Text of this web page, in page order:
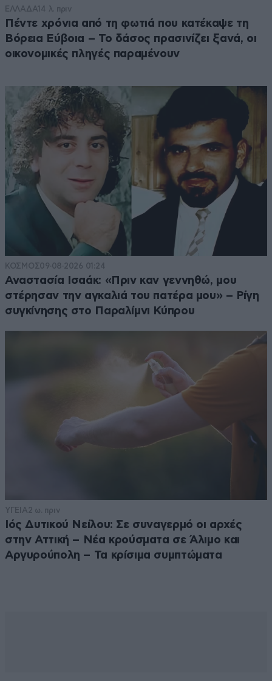
ΕΛΛΑΔΑ14 λ. πριν
Πέντε χρόνια από τη φωτιά που κατέκαψε τη
Βόρεια Εύβοια – Το δάσος πρασινίζει ξανά, οι
οικονομικές πληγές παραμένουν
ΚΟΣΜΟΣ09·08·2026 01:24
Αναστασία Ισαάκ: «Πριν καν γεννηθώ, μου
στέρησαν την αγκαλιά του πατέρα μου» – Ρίγη
συγκίνησης στο Παραλίμνι Κύπρου
ΥΓΕΙΑ2 ω. πριν
Ιός Δυτικού Νείλου: Σε συναγερμό οι αρχές
στην Αττική – Νέα κρούσματα σε Άλιμο και
Αργυρούπολη – Τα κρίσιμα συμπτώματα